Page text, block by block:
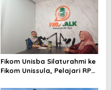
Fikom Unisba Silaturahmi ke
Fikom Unissula, Pelajari RPL